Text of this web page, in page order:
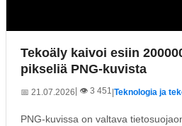
Tekoäly kaivoi esiin
pikseliä PNG-kuvista
📅 21.07.2026 | 👁️ 3 451|Teknologia ja
PNG-kuvissa on valtava